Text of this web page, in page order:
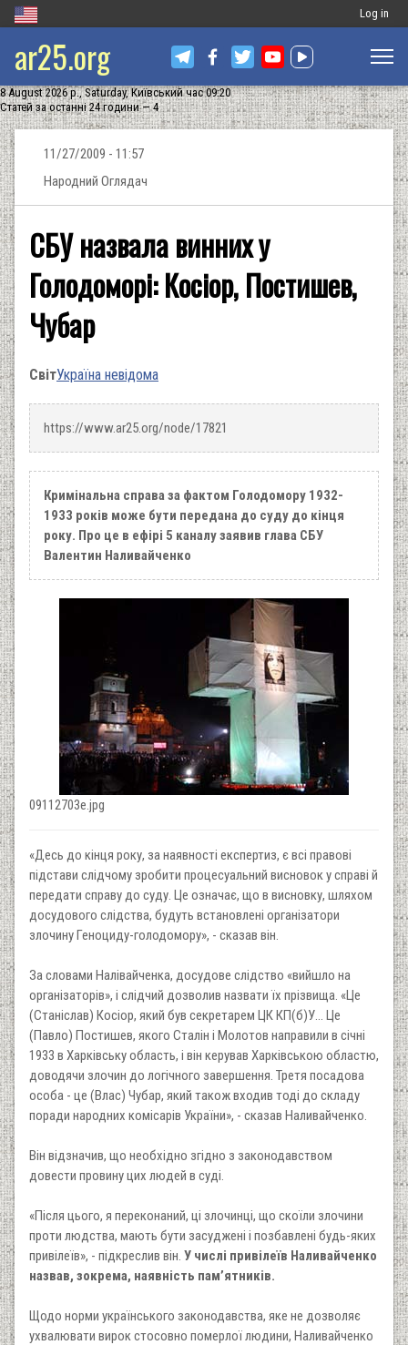
Меню
запису
Log in
ar25.org
8 August 2026 р., Saturday, Київський час 09:20
Статей за останні 24 години — 4
11/27/2009 - 11:57
Народний Оглядач
СБУ назвала винних у
Голодоморі: Косіор, Постишев,
Чубар
СвітУкраїна невідома
https://www.ar25.org/node/17821
Кримінальна справа за фактом Голодомору 1932-
1933 років може бути передана до суду до кінця
року. Про це в ефірі 5 каналу заявив глава СБУ
Валентин Наливайченко
09112703e.jpg
«Десь до кінця року, за наявності експертиз, є всі правові
підстави слідчому зробити процесуальний висновок у справі й
передати справу до суду. Це означає, що в висновку, шляхом
досудового слідства, будуть встановлені організатори
злочину Геноциду-голодомору», - сказав він.
За словами Налівайченка, досудове слідство «вийшло на
організаторів», і слідчий дозволив назвати їх прізвища. «Це
(Станіслав) Косіор, який був секретарем ЦК КП(б)У... Це
(Павло) Постишев, якого Сталін і Молотов направили в січні
1933 в Харківську область, і він керував Харківською областю,
доводячи злочин до логічного завершення. Третя посадова
особа - це (Влас) Чубар, який також входив тоді до складу
поради народних комісарів України», - сказав Наливайченко.
Він відзначив, що необхідно згідно з законодавством
довести провину цих людей в суді.
«Після цього, я переконаний, ці злочинці, що скоїли злочини
проти людства, мають бути засуджені і позбавлені будь-яких
привілеїв», - підкреслив він. У числі привілеїв Наливайченко
назвав, зокрема, наявність пам’ятників.
Щодо норми українського законодавства, яке не дозволяє
ухвалювати вирок стосовно померлої людини, Наливайченко